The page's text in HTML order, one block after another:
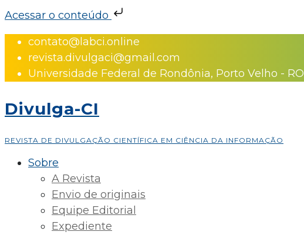
Acessar o conteúdo
Skip
content
contato@labci.online
revista.divulgaci@gmail.com
Universidade Federal de Rondônia, Porto Velho - RO
Divulga-CI
REVISTA DE DIVULGAÇÃO CIENTÍFICA EM CIÊNCIA DA INFORMAÇÃO
Sobre
A Revista
Envio de originais
Equipe Editorial
Expediente